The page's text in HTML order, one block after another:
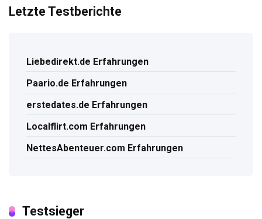
Letzte Testberichte
Liebedirekt.de Erfahrungen
Paario.de Erfahrungen
erstedates.de Erfahrungen
Localflirt.com Erfahrungen
NettesAbenteuer.com Erfahrungen
Testsieger